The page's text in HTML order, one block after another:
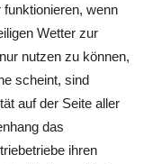
wenn
Wetter zur
nutzen zu können,
scheint, sind
auf der Seite aller
das
ihren